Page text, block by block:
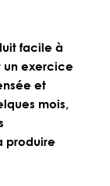
facile à
un exercice
et
mois,
produire